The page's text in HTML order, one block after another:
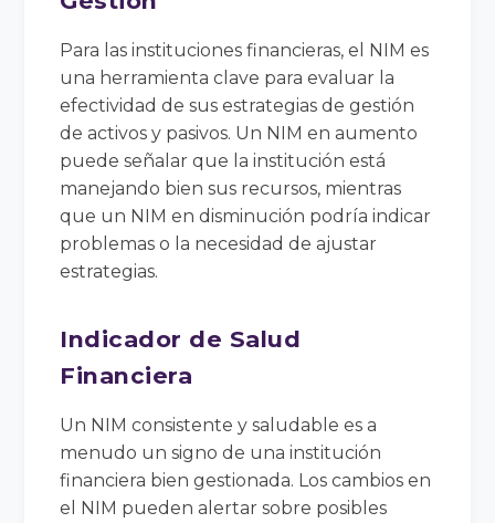
Para las instituciones financieras, el NIM es
una herramienta clave para evaluar la
efectividad de sus estrategias de gestión
de activos y pasivos. Un NIM en aumento
puede señalar que la institución está
manejando bien sus recursos, mientras
que un NIM en disminución podría indicar
problemas o la necesidad de ajustar
estrategias.
Indicador de Salud
Financiera
Un NIM consistente y saludable es a
menudo un signo de una institución
financiera bien gestionada. Los cambios en
el NIM pueden alertar sobre posibles